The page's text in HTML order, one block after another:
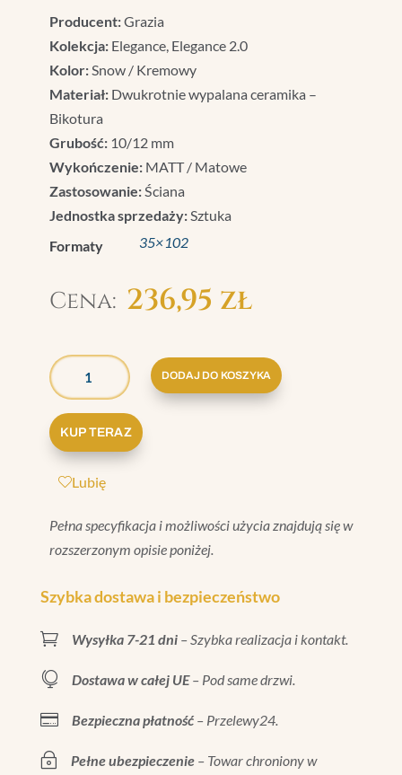
Producent:Grazia
Kolekcja:Elegance, Elegance 2.0
Kolor:Snow / Kremowy
Materiał:Dwukrotnie wypalana ceramika –
Bikotura
Grubość:10/12 mm
Wykończenie:MATT / Matowe
Zastosowanie:Ściana
Jednostka sprzedaży:Sztuka
Formaty
35×102
236,95 zł
GRAZIA
ELEGANCE
PŁYTKA
CLASSIC
35X102
DODAJ DO KOSZYKA
KUP TERAZ
Lubię
Pełna specyfikacja i możliwości użycia znajdują się w
rozszerzonym opisie poniżej.
Szybka dostawa i bezpieczeństwo
 Wysyłka 7-21 dni– Szybka realizacja i kontakt.
 Dostawa w całej UE– Pod same drzwi.
 Bezpieczna płatność– Przelewy24.
~ Pełne ubezpieczenie– Towar chroniony w